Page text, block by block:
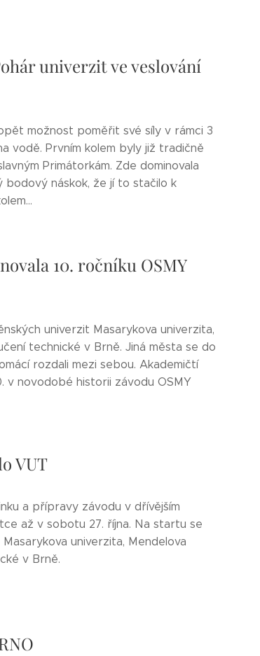
univerzit ve veslování
možnost poměřit své síly v rámci 3
vodě. Prvním kolem byly již tradičně
Primátorkám. Zde dominovala
bodový náskok, že jí to stačilo k
10. ročníku OSMY
univerzit Masarykova univerzita,
technické v Brně. Jiná města se do
rozdali mezi sebou. Akademičtí
v novodobé historii závodu OSMY
VUT
a přípravy závodu v dřívějším
až v sobotu 27. října. Na startu se
univerzita, Mendelova
v Brně.